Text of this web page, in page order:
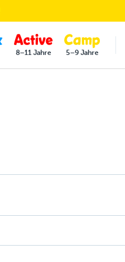
8–11 Jahre 5–9 Jahre